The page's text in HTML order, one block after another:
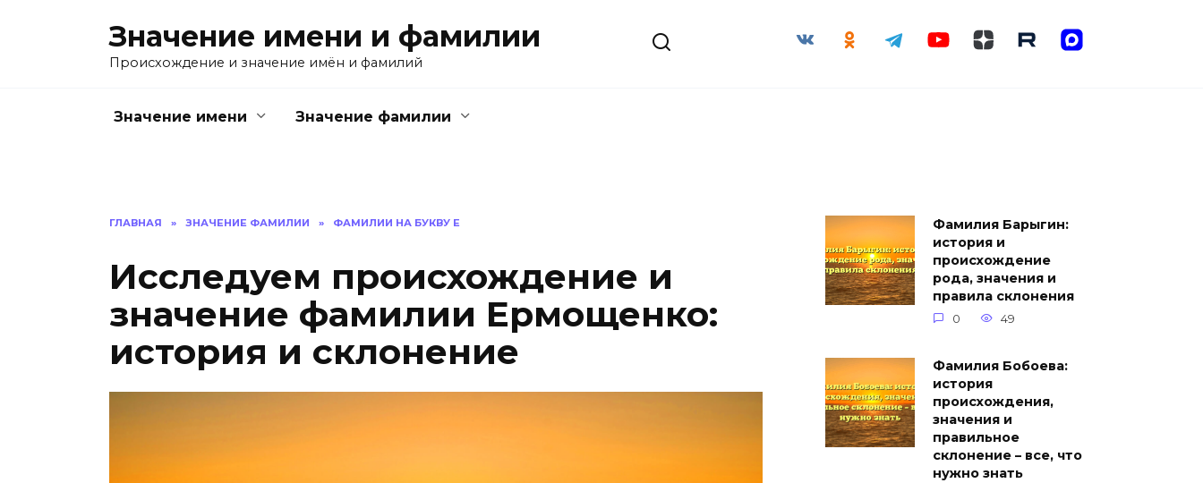
Значение имени и фамилии
Происхождение и значение имён и фамилий
Значение имени Значение фамилии
ГЛАВНАЯ » ЗНАЧЕНИЕ ФАМИЛИИ » ФАМИЛИИ НА БУКВУ Е
Исследуем происхождение и
значение фамилии Ермощенко:
история и склонение
Фамилия Барыгин:
история и
происхождение
рода, значения и
правила склонения
0 49
Фамилия Бобоева:
история
происхождения,
значения и
правильное
склонение – все, что
нужно знать